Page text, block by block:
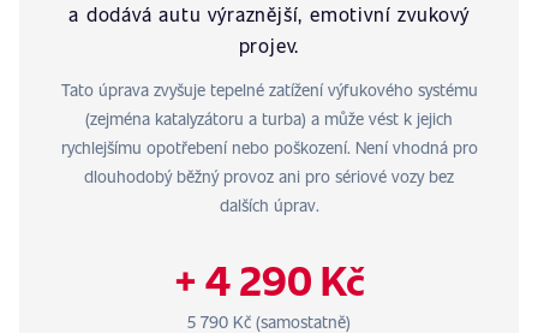
a dodává autu výraznější, emotivní zvukový
projev.
Tato úprava zvyšuje tepelné zatížení výfukového systému
(zejména katalyzátoru a turba) a může vést k jejich
rychlejšímu opotřebení nebo poškození. Není vhodná pro
dlouhodobý běžný provoz ani pro sériové vozy bez
dalších úprav.
+ 4 290 Kč
5 790 Kč (samostatně)